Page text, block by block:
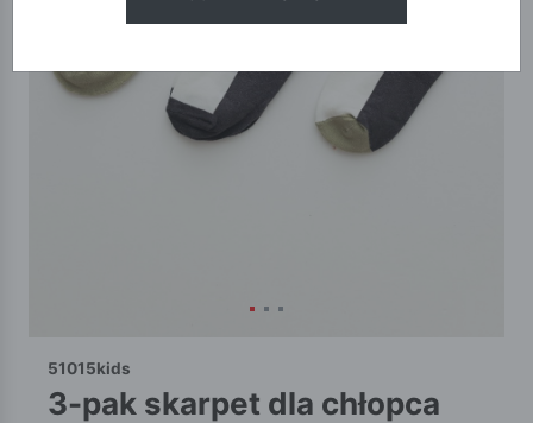
51015kids
3-pak skarpet dla chłopca